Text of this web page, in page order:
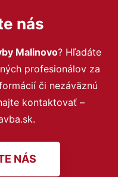
nás
Malinovo? Hľadáte
profesionálov za
či nezáväznú
kontaktovať –
NÁS